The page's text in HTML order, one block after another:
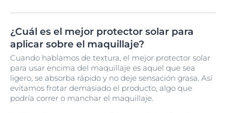
¿Cuál es el mejor protector solar para
aplicar sobre el maquillaje?
Cuando hablamos de textura, el mejor protector solar
para usar encima del maquillaje es aquel que sea
ligero, se absorba rápido y no deje sensación grasa. Así
evitamos frotar demasiado el producto, algo que
podría correr o manchar el maquillaje.